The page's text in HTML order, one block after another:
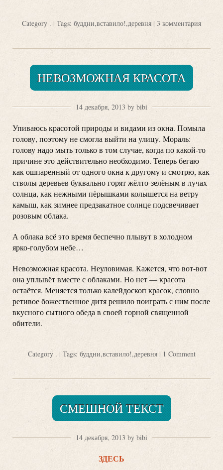
Category . | Tags: буддни,вставило!,деревня | 3 комментария
НЕВОЗМОЖНАЯ КРАСОТА
14 декабря, 2013 by bibi
Упиваюсь красотой природы и видами из окна. Помыла
голову, поэтому не смогла выйти на улицу. Мораль:
голову надо мыть только в том случае, когда по какой-то
причине это действительно необходимо. Теперь бегаю
как ошпаренный от одного окна к другому и смотрю, как
стволы деревьев буквально горят жёлто-зелёным в лучах
солнца, как нежными пёрышками колышется на ветру
камыш, как зимнее предзакатное солнце подсвечивает
розовым облака.
А облака всё это время беспечно плывут в холодном
ярко-голубом небе…
Невозможная красота. Неуловимая. Кажется, что вот-вот
она уплывёт вместе с облаками. Но нет — красота
остаётся. Меняется только калейдоскоп красок, словно
ретивое божественное дитя решило поиграть с ним после
вкусного сытного обеда в своей горной священной
обители.
Category . | Tags: буддни,вставило!,деревня| 1 Comment
СМЕШНОЙ ТЕКСТ
14 декабря, 2013 by bibi
ЗДЕСЬ